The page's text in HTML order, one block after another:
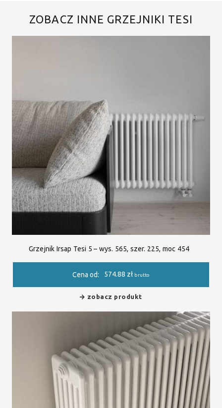
ZOBACZ INNE GRZEJNIKI TESI
Grzejnik Irsap Tesi 5 – wys. 565, szer. 225, moc 454
Cena od: 574.88 zł brutto
zobacz produkt